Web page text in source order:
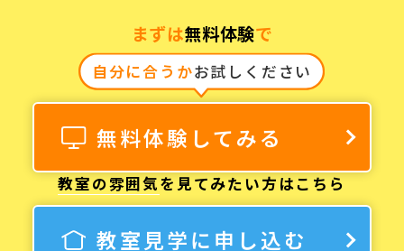
まずは無料体験で
自分に合うかお試しください
無料体験してみる
教室の雰囲気を見てみたい方はこちら
教室見学に申し込む